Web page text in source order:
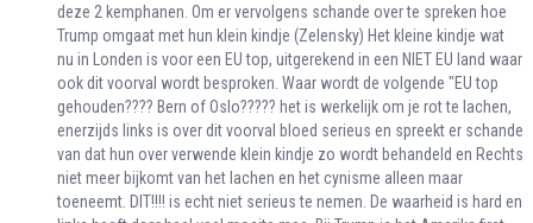
deze 2 kemphanen. Om er vervolgens schande over te spreken hoe
Trump omgaat met hun klein kindje (Zelensky) Het kleine kindje wat
nu in Londen is voor een EU top, uitgerekend in een NIET EU land waar
ook dit voorval wordt besproken. Waar wordt de volgende "EU top
gehouden???? Bern of Oslo????? het is werkelijk om je rot te lachen,
enerzijds links is over dit voorval bloed serieus en spreekt er schande
van dat hun over verwende klein kindje zo wordt behandeld en Rechts
niet meer bijkomt van het lachen en het cynisme alleen maar
toeneemt. DIT!!!! is echt niet serieus te nemen. De waarheid is hard en